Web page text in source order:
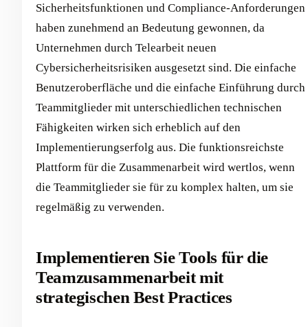
Sicherheitsfunktionen und Compliance-Anforderungen
haben zunehmend an Bedeutung gewonnen, da
Unternehmen durch Telearbeit neuen
Cybersicherheitsrisiken ausgesetzt sind. Die einfache
Benutzeroberfläche und die einfache Einführung durch
Teammitglieder mit unterschiedlichen technischen
Fähigkeiten wirken sich erheblich auf den
Implementierungserfolg aus. Die funktionsreichste
Plattform für die Zusammenarbeit wird wertlos, wenn
die Teammitglieder sie für zu komplex halten, um sie
regelmäßig zu verwenden.
Implementieren Sie Tools für die
Teamzusammenarbeit mit
strategischen Best Practices